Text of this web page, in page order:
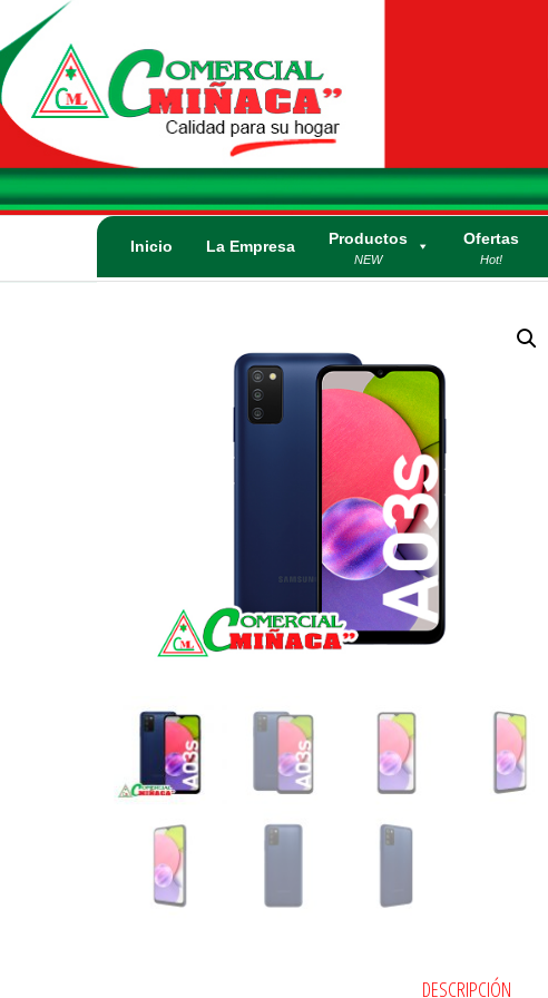
al
contenido
Comercial
Miñaca
Calidad para su
en
electrodomésticos
y artículos
eléctricos.
Inicio La Empresa Productos
NEW
Ofertas
Hot!
DESCRIPCIÓN